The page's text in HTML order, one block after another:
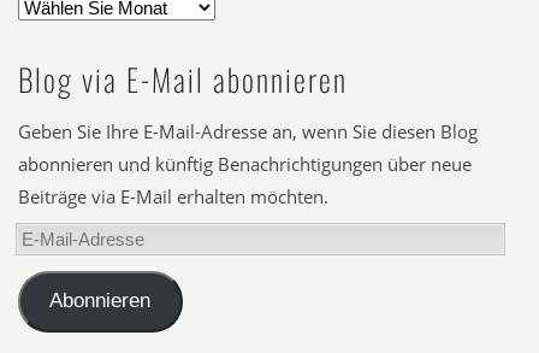
Blog via E-Mail abonnieren
Geben Sie Ihre E-Mail-Adresse an, wenn Sie diesen Blog
abonnieren und künftig Benachrichtigungen über neue
Beiträge via E-Mail erhalten möchten.
E-
Mail-
AdresseAbonnieren